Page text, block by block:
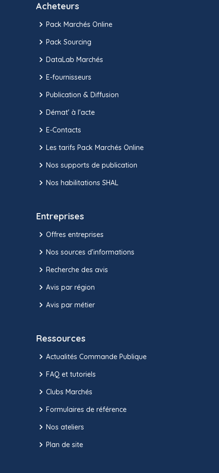
Acheteurs
Pack Marchés Online
Pack Sourcing
DataLab Marchés
E-fournisseurs
Publication & Diffusion
Démat' à l'acte
E-Contacts
Les tarifs Pack Marchés Online
Nos supports de publication
Nos habilitations SHAL
Entreprises
Offres entreprises
Nos sources d'informations
Recherche des avis
Avis par région
Avis par métier
Ressources
Actualités Commande Publique
FAQ et tutoriels
Clubs Marchés
Formulaires de référence
Nos ateliers
Plan de site